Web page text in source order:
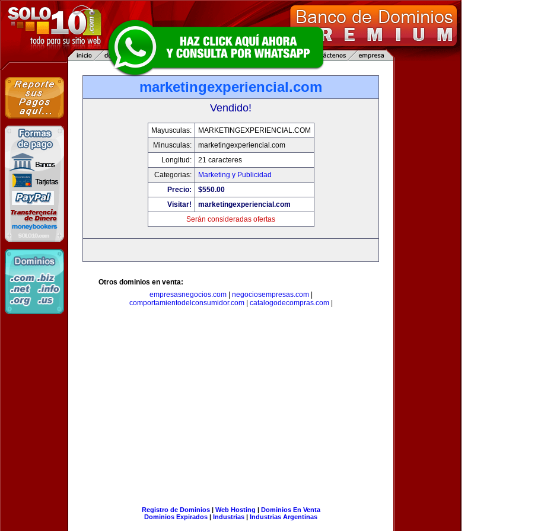
marketingexperiencial.com
Vendido!
Mayusculas:
MARKETINGEXPERIENCIAL.COM
Minusculas:
marketingexperiencial.com
Longitud:
21 caracteres
Categorias:
Marketing y Publicidad
Precio:
$550.00
Visitar!
marketingexperiencial.com
Serán consideradas ofertas
Otros dominios en venta:
empresasnegocios.com| negociosempresas.com|
comportamientodelconsumidor.com| catalogodecompras.com|
Registro de Dominios| Web Hosting | Dominios En Venta
Dominios Expirados | Industrias | Industrias Argentinas